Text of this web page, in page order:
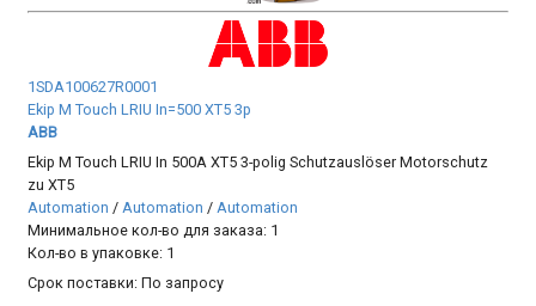
1SDA100627R0001
Ekip M Touch LRIU In=500 XT5 3p
ABB
Ekip M Touch LRIU In 500A XT5 3-polig Schutzauslöser Motorschutz
zu XT5
Automation / Automation / Automation
Минимальное кол-во для заказа: 1
Кол-во в упаковке: 1
Срок поставки:По запросу